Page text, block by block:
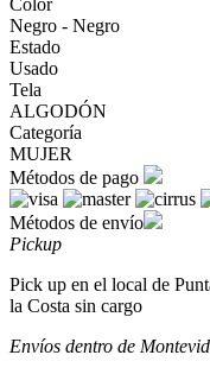
Negro - Negro
Estado
Usado
Tela
ALGODÓN
Categoría
MUJER
Métodos de pago
Métodos de envío
Pickup
Pick up en el local de
la Costa sin cargo
Envíos dentro de